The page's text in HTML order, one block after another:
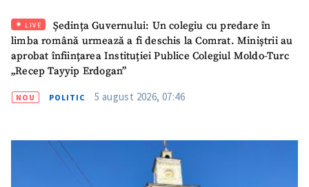
LIVE
Ședința Guvernului: Un colegiu cu predare în
limba română urmează a fi deschis la Comrat. Miniștrii au
aprobat înființarea Instituției Publice Colegiul Moldo-Turc
„Recep Tayyip Erdogan”
NOU POLITIC 5 august 2026, 07:46